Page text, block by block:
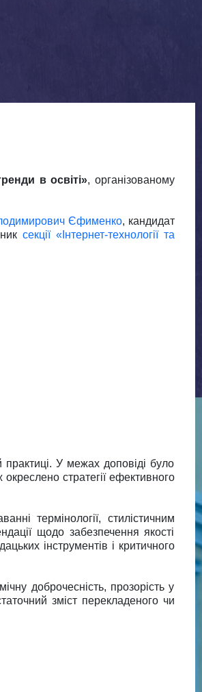
в освіті», організованому
Єфименко, кандидат
секції «Інтернет-технології та
практиці. У межах доповіді було
стратегії ефективного
термінології, стилістичним
щодо забезпечення якості
інструментів і критичного
доброчесність, прозорість у
зміст перекладеного чи